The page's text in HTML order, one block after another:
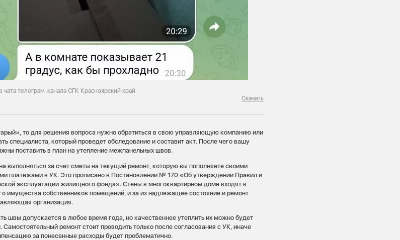
телеграм-канала СГК Красноярский край
Скачать
то для решения вопроса нужно обратиться в свою управляющую компанию или
специалиста, который проведет обследование и составит акт. После чего вашу
поставить в план на утепление межпанельных швов.
выполняться за счет сметы на текущий ремонт, которую вы пополняете своими
платежами в УК. Это прописано в Постановлении № 170 «Об утверждении Правил и
эксплуатации жилищного фонда». Стены в многоквартирном доме входят в
имущества собственников помещений, и за их надлежащее состояние и ремонт
организация.
швы допускается в любое время года, но качественнее утеплить их можно будет
Самостоятельный ремонт стоит проводить только после согласования с УК, иначе
за понесенные расходы будет проблематично.